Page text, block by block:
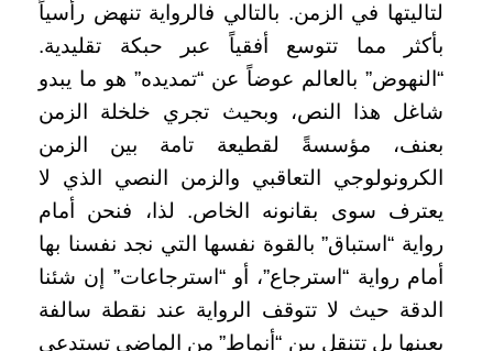
لتاليتها في الزمن. بالتالي فالرواية تنهض رأسياً
بأكثر مما تتوسع أفقياً عبر حبكة تقليدية.
“النهوض” بالعالم عوضاً عن “تمديده” هو ما يبدو
شاغل هذا النص، وبحيث تجري خلخلة الزمن
بعنف، مؤسسةً لقطيعة تامة بين الزمن
الكرونولوجي التعاقبي والزمن النصي الذي لا
يعترف سوى بقانونه الخاص. لذا، فنحن أمام
رواية “استباق” بالقوة نفسها التي نجد نفسنا بها
أمام رواية “استرجاع”، أو “استرجاعات” إن شئنا
الدقة حيث لا تتوقف الرواية عند نقطة سالفة
بعينها بل تتنقل بين “أنماط” من الماضي تستدعي